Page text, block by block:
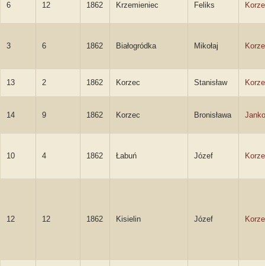
6 12 1862 Krzemieniec Feliks
3 6 1862 Białogródka Mikołaj
13 2 1862 Korzec Stanisław
14 9 1862 Korzec Bronisława
10 4 1862 Łabuń Józef
12 12 1862 Kisielin Józef